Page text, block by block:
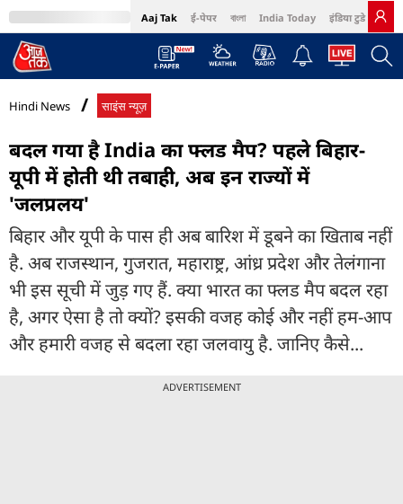
Aaj Tak ई-पेपर বাংলা India Today इंडिया टुडे हिंदी
MumbaiTak Cosmopolitan Harper's Bazaar Northeast
Hindi News साइंस न्यूज़
बदल गया है India का फ्लड मैप? पहले बिहार-
यूपी में होती थी तबाही, अब इन राज्यों में
'जलप्रलय'
बिहार और यूपी के पास ही अब बारिश में डूबने का खिताब नहीं
है. अब राजस्थान, गुजरात, महाराष्ट्र, आंध्र प्रदेश और तेलंगाना
भी इस सूची में जुड़ गए हैं. क्या भारत का फ्लड मैप बदल रहा
है, अगर ऐसा है तो क्यों? इसकी वजह कोई और नहीं हम-आप
और हमारी वजह से बदला रहा जलवायु है. जानिए कैसे...
ADVERTISEMENT